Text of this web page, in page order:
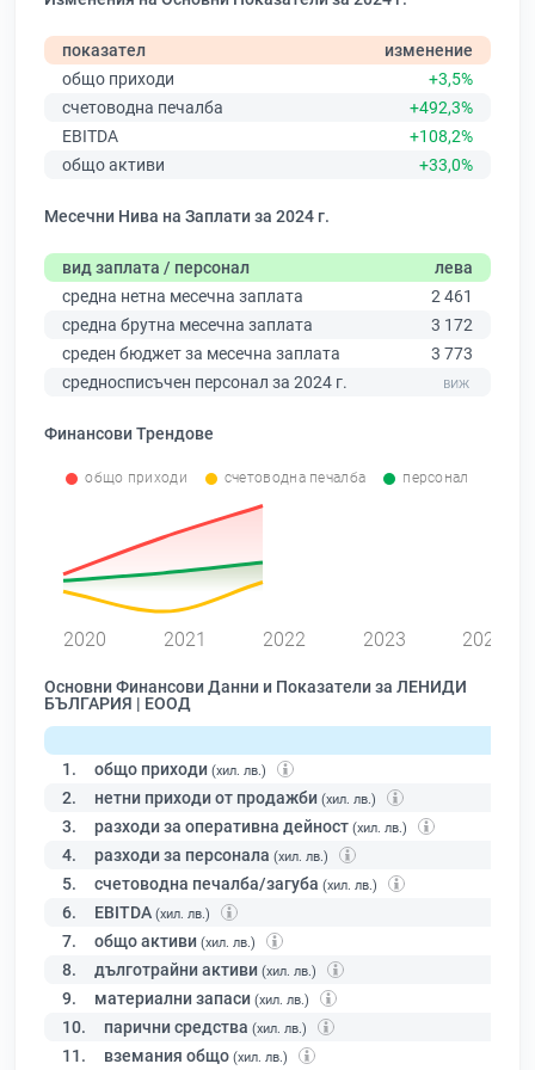
показател
изменение
общо приходи
+3,5%
счетоводна печалба
+492,3%
EBITDA
+108,2%
общо активи
+33,0%
Месечни Нива на Заплати за 2024 г.
вид заплата / персонал
лева
средна нетна месечна заплата
2 461
средна брутна месечна заплата
3 172
среден бюджет за месечна заплата
3 773
средносписъчен персонал за 2024 г.
Финансови Трендове
общо приходи счетоводна печалба персонал
2020 2021 2022 2023 2024
Основни Финансови Данни и Показатели за ЛЕНИДИ
БЪЛГАРИЯ | ЕООД
1. общо приходи (хил. лв.)
2. нетни приходи от продажби (хил. лв.)
3. разходи за оперативна дейност (хил. лв.)
4. разходи за персонала (хил. лв.)
5. счетоводна печалба/загуба (хил. лв.)
6. EBITDA (хил. лв.)
7. общо активи (хил. лв.)
8. дълготрайни активи (хил. лв.)
9. материални запаси (хил. лв.)
10. парични средства (хил. лв.)
11. вземания общо (хил. лв.)